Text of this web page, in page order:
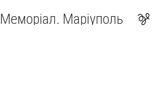
Меморіал. Маріуполь